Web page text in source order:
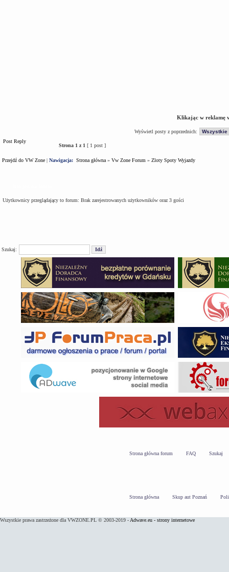
Klikając w reklamę
Wyświetl posty z poprzednich:
Post Reply
Strona 1 z 1 [ 1 post ]
Przejdź do VW Zone | Nawigacja: Strona główna » Vw Zone Forum » Zloty Spoty Wyjazdy
Użytkownicy przeglądający to forum: Brak zarejestrowanych użytkowników oraz 3 gości
Szukaj:
Strona główna forum FAQ Szukaj
Strona główna Skup aut Poznań
Wszystkie prawa zastrzeżone dla VWZONE.PL © 2003-2019 - Adwave.eu - strony internetowe